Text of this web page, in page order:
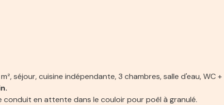
séjour, cuisine indépendante, 3 chambres, salle d'eau, WC +
en attente dans le couloir pour poêl à granulé.